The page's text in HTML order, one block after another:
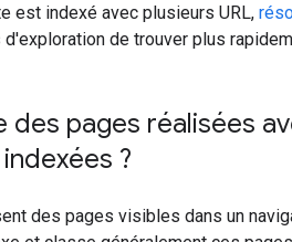
est indexé avec plusieurs URL,
d'exploration de trouver plus
des pages réalisées
?
des pages visibles dans un